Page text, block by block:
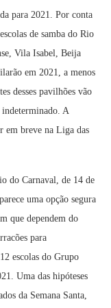
para 2021. Por conta
de samba do Rio
Vila Isabel, Beija
em 2021, a menos
desses pavilhões vão
A
em breve na Liga das
do Carnaval, de 14 de
uma opção segura
que dependem do
para
escolas do Grupo
Uma das hipóteses
da Semana Santa,